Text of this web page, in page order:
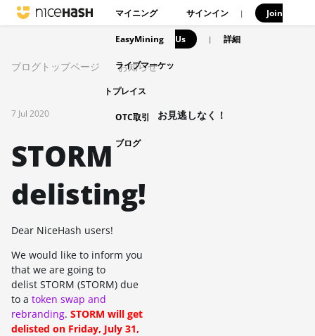
マイニング
EasyMining
ライブマーケッ
トプレイス
OTC取引
ブログ
サインイン | Join
Us | 詳細
ブログトップページ お知らせ
7 Jul 2020
STORM
delisting!
Dear NiceHash users!
We would like to inform you
that we are going to
delist STORM (STORM) due
to a token swap and
rebranding. STORM will get
delisted on Friday, July 31,
お見逃しなく！